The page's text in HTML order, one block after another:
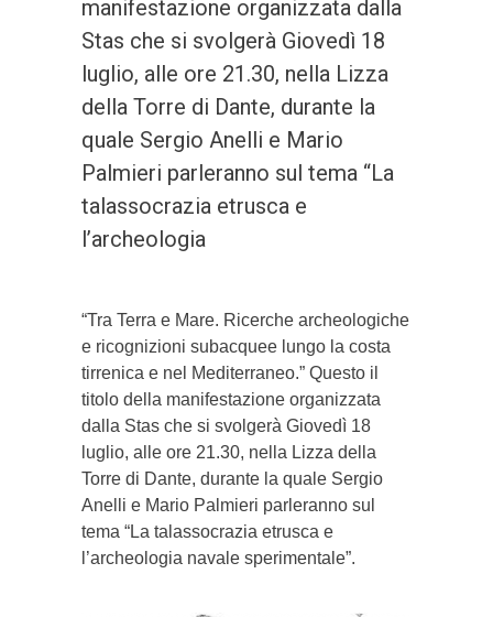
manifestazione organizzata dalla
Stas che si svolgerà Giovedì 18
luglio, alle ore 21.30, nella Lizza
della Torre di Dante, durante la
quale Sergio Anelli e Mario
Palmieri parleranno sul tema “La
talassocrazia etrusca e
l’archeologia
“Tra Terra e Mare. Ricerche archeologiche
e ricognizioni subacquee lungo la costa
tirrenica e nel Mediterraneo.” Questo il
titolo della manifestazione organizzata
dalla Stas che si svolgerà Giovedì 18
luglio, alle ore 21.30, nella Lizza della
Torre di Dante, durante la quale Sergio
Anelli e Mario Palmieri parleranno sul
tema “La talassocrazia etrusca e
l’archeologia navale sperimentale”.